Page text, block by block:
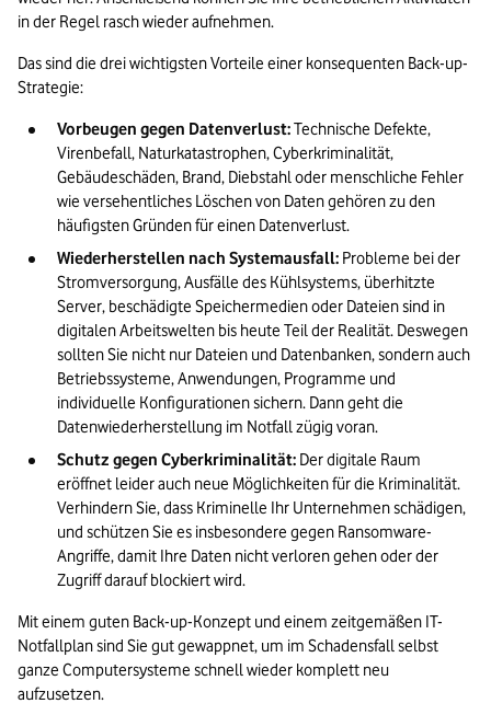
in der Regel rasch wieder aufnehmen.
Das sind die drei wichtigsten Vorteile einer konsequenten Back-up-
Strategie:
Vorbeugen gegen Datenverlust: Technische Defekte,
Virenbefall, Naturkatastrophen, Cyberkriminalität,
Gebäudeschäden, Brand, Diebstahl oder menschliche Fehler
wie versehentliches Löschen von Daten gehören zu den
häufigsten Gründen für einen Datenverlust.
Wiederherstellen nach Systemausfall: Probleme bei der
Stromversorgung, Ausfälle des Kühlsystems, überhitzte
Server, beschädigte Speichermedien oder Dateien sind in
digitalen Arbeitswelten bis heute Teil der Realität. Deswegen
sollten Sie nicht nur Dateien und Datenbanken, sondern auch
Betriebssysteme, Anwendungen, Programme und
individuelle Konfigurationen sichern. Dann geht die
Datenwiederherstellung im Notfall zügig voran.
Schutz gegen Cyberkriminalität: Der digitale Raum
eröffnet leider auch neue Möglichkeiten für die Kriminalität.
Verhindern Sie, dass Kriminelle Ihr Unternehmen schädigen,
und schützen Sie es insbesondere gegen Ransomware-
Angriffe, damit Ihre Daten nicht verloren gehen oder der
Zugriff darauf blockiert wird.
Mit einem guten Back-up-Konzept und einem zeitgemäßen IT-
Notfallplan sind Sie gut gewappnet, um im Schadensfall selbst
ganze Computersysteme schnell wieder komplett neu
aufzusetzen.